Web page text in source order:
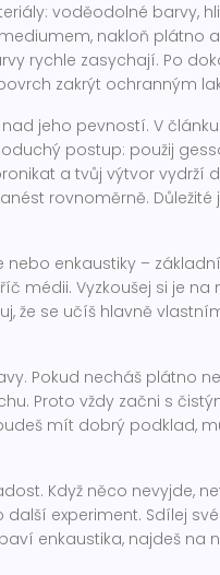
voděodolné barvy,
nakloň plátno
rychle zasychají. Po
zakrýt ochranným
jeho pevností. V článku
postup: použij
a tvůj výtvor vydrží
rovnoměrně. Důležité
nebo enkaustiky –
médii. Vyzkoušej si je
že se učíš hlavně
Pokud necháš plátno
Proto vždy začni s
mít dobrý podklad,
Když něco nevyjde,
experiment. Sdílej
enkaustika, najdeš na